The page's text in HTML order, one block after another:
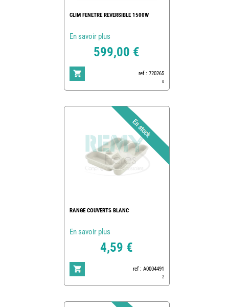
CLIM FENETRE REVERSIBLE 1500W
En savoir plus
599,00 €
ref : 720265
0
RANGE COUVERTS BLANC
En savoir plus
4,59 €
ref : A0004491
2